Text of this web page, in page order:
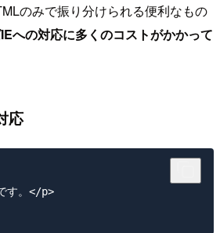
のみで振り分けられる便利なもの
への対応に多くのコストがかかって
応
す。</p>